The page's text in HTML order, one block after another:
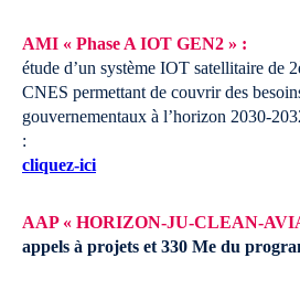
AMI « Phase A IOT GEN2 » :
étude d’un système IOT satellitaire de
CNES permettant de couvrir des
gouvernementaux à l’horizon 2030-
:
cliquez-ici
AAP « HORIZON-JU-CLEAN-
appels à projets et 330 Me du